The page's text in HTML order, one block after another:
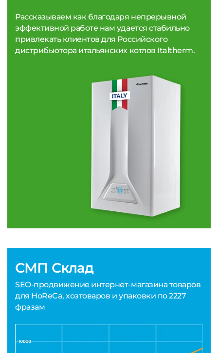
Рассказываем как благодаря непрерывной
эффективной работе нам удается стабильно
привлекать клиентов для Российского
дистрибьютора итальянских котлов Italtherm.
СМП Склад
SEO-продвижение интернет-магазина товаров
для HoReCa, хозтоваров и упаковки по 2227
фразам